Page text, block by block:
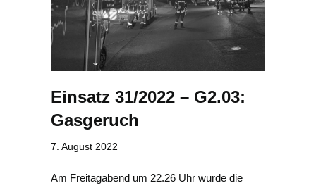
Einsatz 31/2022 – G2.03:
Gasgeruch
7. August 2022
Am Freitagabend um 22.26 Uhr wurde die